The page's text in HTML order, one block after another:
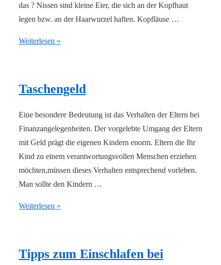
das ? Nissen sind kleine Eier, die sich an der Kopfhaut
legen bzw. an der Haarwurzel haften. Kopfläuse …
Kopfläuse
Weiterlesen »
Taschengeld
Eine besondere Bedeutung ist das Verhalten der Eltern bei
Finanzangelegenheiten. Der vorgelebte Umgang der Eltern
mit Geld prägt die eigenen Kindern enorm. Eltern die Ihr
Kind zu einem verantwortungsvollen Menschen erziehen
möchten,müssen dieses Verhalten entsprechend vorleben.
Man sollte den Kindern …
Taschengeld
Weiterlesen »
Tipps zum Einschlafen bei